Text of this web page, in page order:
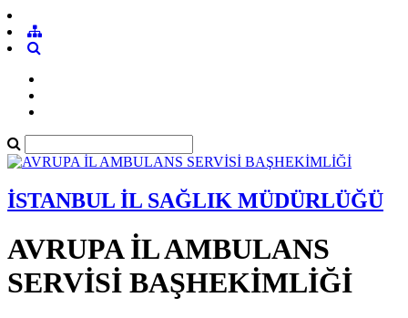
İSTANBUL İL SAĞLIK MÜDÜRLÜĞÜ
AVRUPA İL AMBULANS
SERVİSİ BAŞHEKİMLİĞİ